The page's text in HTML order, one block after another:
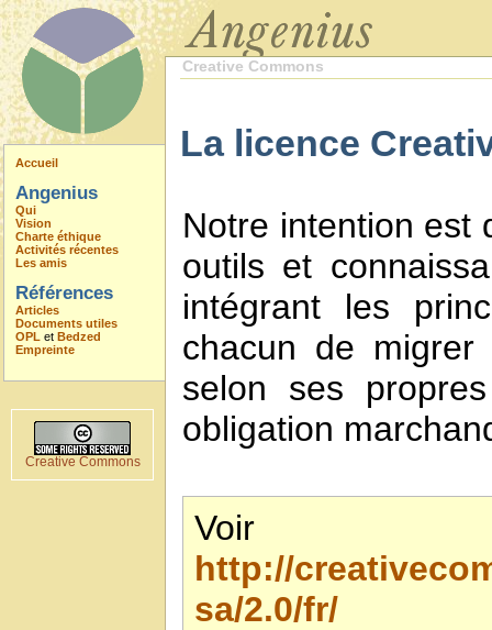
Accueil
Angenius
Qui
Vision
Charte éthique
Activités récentes
Les amis
Références
Articles
Documents utiles
OPL et Bedzed
Empreinte
Creative Commons
Creative Commons
La licence
Notre intention est
outils et
intégrant les
chacun de
selon ses
obligation
Voir
http://
sa/2.0/fr/